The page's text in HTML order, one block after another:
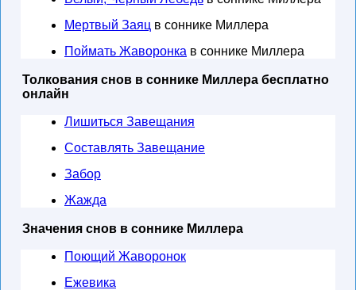
Мертвый Заяц в соннике Миллера
Поймать Жаворонка в соннике Миллера
Толкования снов в соннике Миллера бесплатно
онлайн
Лишиться Завещания
Составлять Завещание
Забор
Жажда
Значения снов в соннике Миллера
Поющий Жаворонок
Ежевика